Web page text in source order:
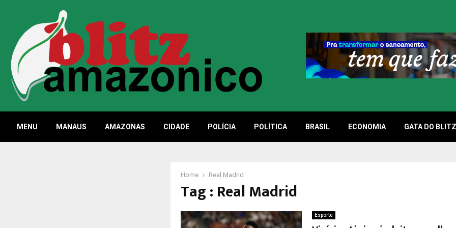
MENU MANAUS AMAZONAS CIDADE POLÍCIA POLÍTICA BRASIL ECONOMIA GATA DO BLITZ
Home Real Madrid
Tag : Real Madrid
Esporte